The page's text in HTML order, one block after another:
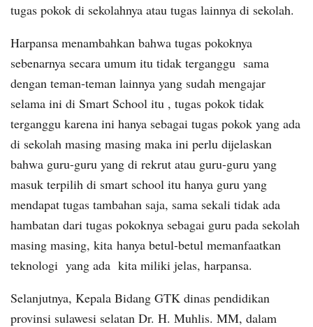
tugas pokok di sekolahnya atau tugas lainnya di sekolah.
Harpansa menambahkan bahwa tugas pokoknya
sebenarnya secara umum itu tidak terganggu sama
dengan teman-teman lainnya yang sudah mengajar
selama ini di Smart School itu , tugas pokok tidak
terganggu karena ini hanya sebagai tugas pokok yang ada
di sekolah masing masing maka ini perlu dijelaskan
bahwa guru-guru yang di rekrut atau guru-guru yang
masuk terpilih di smart school itu hanya guru yang
mendapat tugas tambahan saja, sama sekali tidak ada
hambatan dari tugas pokoknya sebagai guru pada sekolah
masing masing, kita hanya betul-betul memanfaatkan
teknologi yang ada kita miliki jelas, harpansa.
Selanjutnya, Kepala Bidang GTK dinas pendidikan
provinsi sulawesi selatan Dr. H. Muhlis. MM, dalam